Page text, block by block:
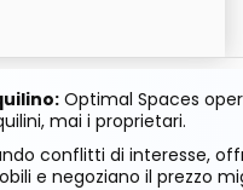
Optimal Spaces
mai i proprietari.
conflitti di interesse,
e negoziano il prezzo